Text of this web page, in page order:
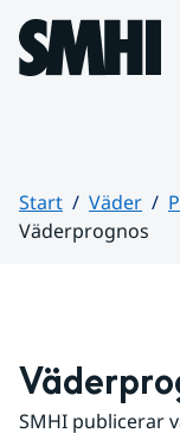
Hoppa till sidans
Start Väder
Väderprognos
SMHI publicerar